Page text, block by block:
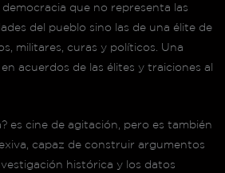
que no representa las
del pueblo sino las de una élite de
militares, curas y políticos. Una
acuerdos de las élites y traiciones al
es cine de agitación, pero es también
capaz de construir argumentos
histórica y los datos